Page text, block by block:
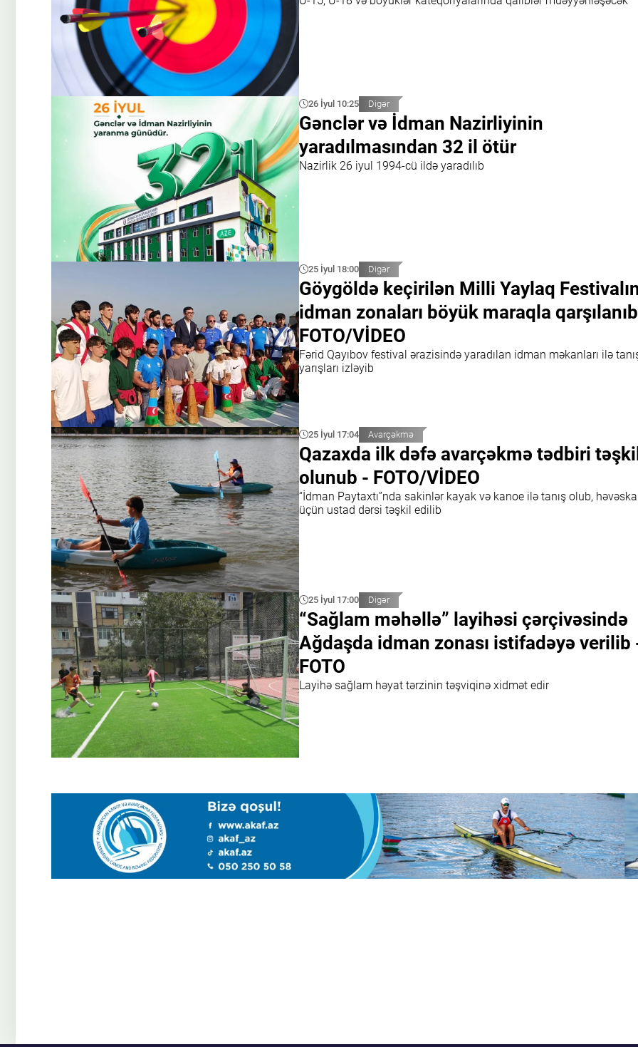
26 İyul 10:25 Digər
Gənclər və İdman Nazirliyinin
yaradılmasından 32 il ötür
Nazirlik 26 iyul 1994-cü ildə yaradılıb
25 İyul 18:00 Digər
Göygöldə keçirilən Milli Yaylaq
idman zonaları böyük maraqla
FOTO/VİDEO
Fərid Qayıbov festival ərazisində yaradılan idman məkanları ilə
yarışları izləyib
25 İyul 17:04 Avarçəkmə
Qazaxda ilk dəfə avarçəkmə tədbiri təşkil
olunub - FOTO/VİDEO
“İdman Paytaxtı”nda sakinlər kayak və kanoe ilə tanış olub,
üçün ustad dərsi təşkil edilib
25 İyul 17:00 Digər
“Sağlam məhəllə” layihəsi çərçivəsində
Ağdaşda idman zonası istifadəyə verilib
FOTO
Layihə sağlam həyat tərzinin təşviqinə xidmət edir